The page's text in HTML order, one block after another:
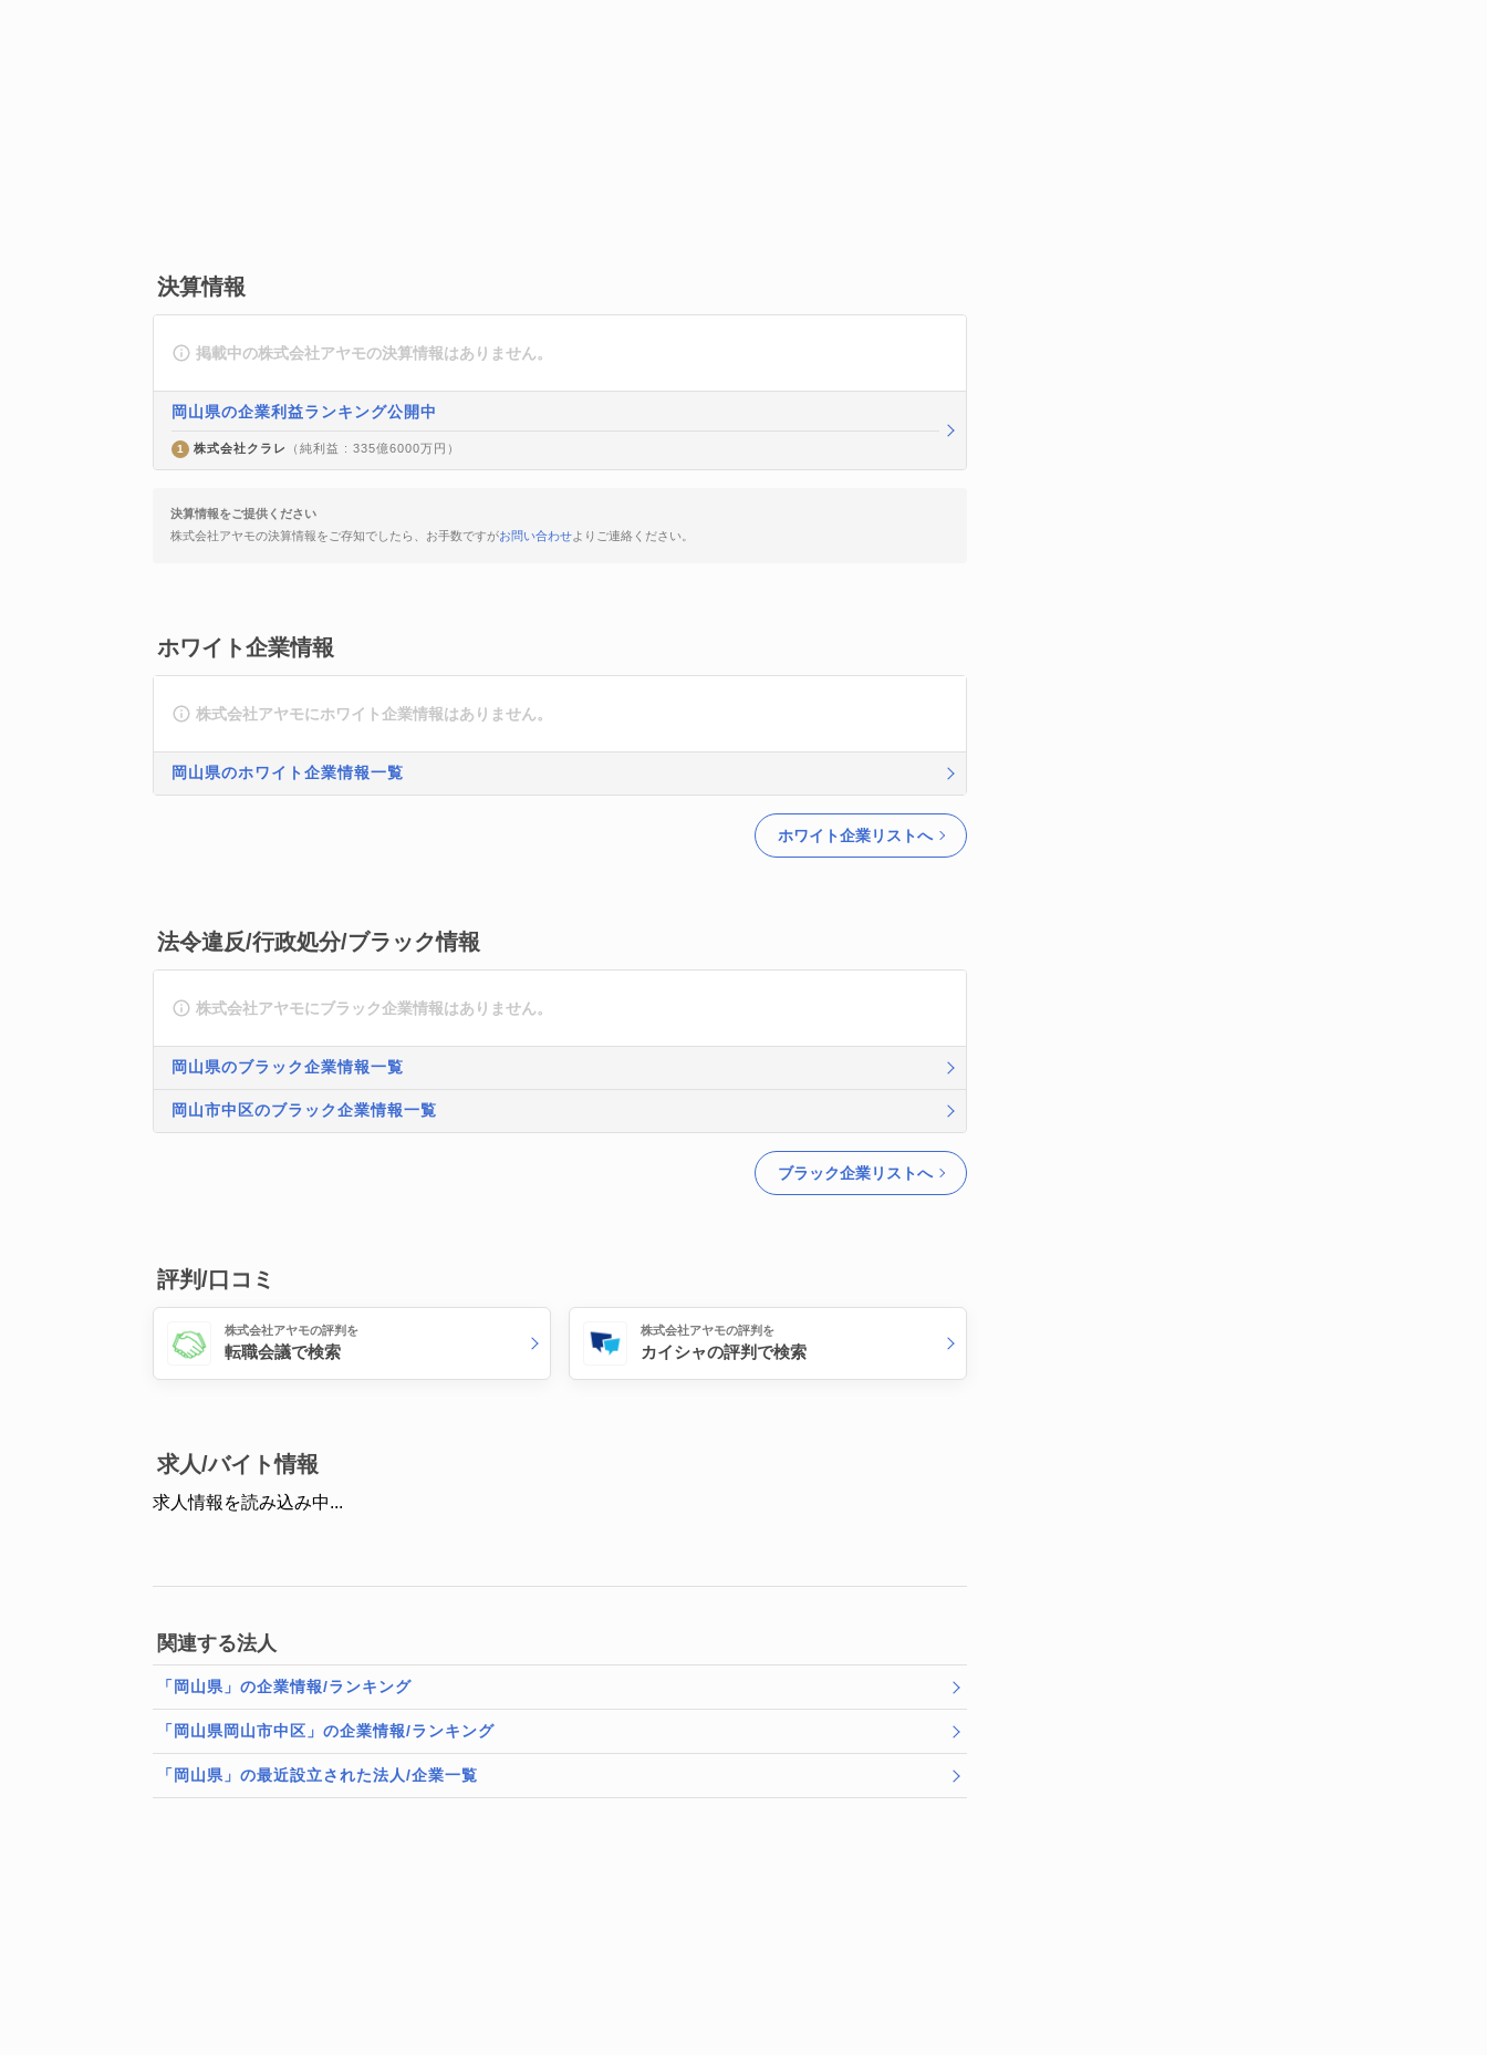
決算情報
掲載中の株式会社アヤモの決算情報はありません。
岡山県の企業利益ランキング公開中
1 株式会社クラレ （純利益 : 335億6000万円）
決算情報をご提供ください
株式会社アヤモの決算情報をご存知でしたら、お手数ですがお問い合わせよりご連絡ください。
ホワイト企業情報
株式会社アヤモにホワイト企業情報はありません。
岡山県のホワイト企業情報一覧
ホワイト企業リストへ
法令違反/行政処分/ブラック情報
株式会社アヤモにブラック企業情報はありません。
岡山県のブラック企業情報一覧
岡山市中区のブラック企業情報一覧
ブラック企業リストへ
評判/口コミ
株式会社アヤモの評判を
転職会議で検索
株式会社アヤモの評判を
カイシャの評判で検索
求人/バイト情報
求人情報を読み込み中...
関連する法人
「岡山県」の企業情報/ランキング
「岡山県岡山市中区」の企業情報/ランキング
「岡山県」の最近設立された法人/企業一覧